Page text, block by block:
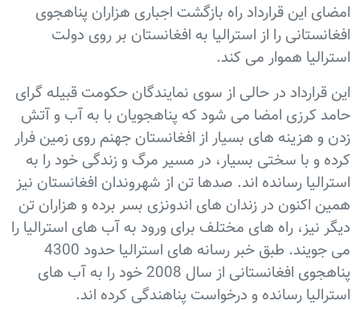
امضای این قرارداد راه بازگشت اجباری هزاران پناهجوی
افغانستانی را از استرالیا به افغانستان بر روی دولت
استرالیا هموار می کند.
این قرارداد در حالی از سوی نمایندگان حکومت قبیله گرای
حامد کرزی امضا می شود که پناهجویان با به آب و آتش
زدن و هزینه های بسیار از افغانستان جهنم روی زمین فرار
کرده و با سختی بسیار، در مسیر مرگ و زندگی خود را به
استرالیا رسانده اند. صدها تن از شهروندان افغانستان نیز
همین اکنون در زندان های اندونزی بسر برده و هزاران تن
دیگر نیز، راه های مختلف برای ورود به آب های استرالیا را
می جویند. طبق خبر رسانه های استرالیا حدود 4300
پناهجوی افغانستانی از سال 2008 خود را به آب های
استرالیا رسانده و درخواست پناهندگی کرده اند.